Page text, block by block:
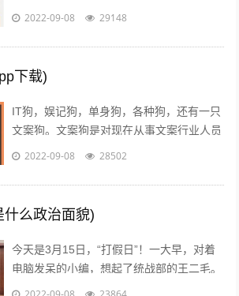
商末”“学而优则仕”的思想传统。已经开始做
2022-09-08 29148
下载)
IT狗，娱记狗，单身狗，各种狗，还有一只
文案狗。文案狗是对现在从事文案行业人员
的统称，白天看案例写文案，晚上看稿子改
2022-09-08 28502
什么政治面貌)
今天是3月15日，“打假日”！一大早，对着
电脑发呆的小编，想起了统战部的王二毛。
有一天，王二毛吃完饭遛弯遇见隔壁王阿